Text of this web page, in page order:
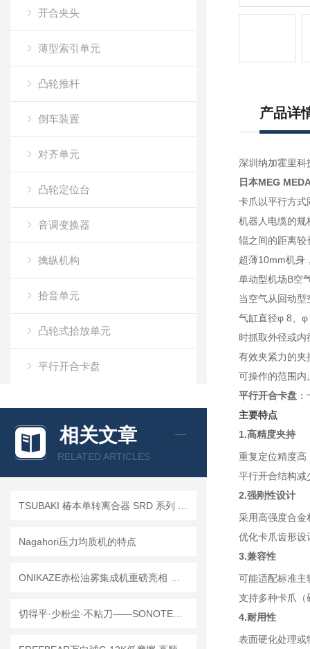
开合夹头
薄型索引单元
凸轮推杆
倒车装置
对齐单元
凸轮定位台
音调变换器
擒纵机构
拾音单元
凸轮式拾放单元
平行开合卡盘
查看全部产品 >>
相关文章
RELATED ARTICLES
Nagahori压力均质机的特点
产品详
深圳纳加霍里科
日本MEG
卡爪以平行方式
机器人电缆的规
辊之间的距离较
超薄10mm机身
单动型机场B空
当空气从回动
气缸直径φ 8、φ
时抓取外径或内
有效夹紧力的夹
可操作的范围内
平行开合卡盘：
主要特点
1.高精度夹持
重复定位精度高
平行开合结构减
2.强刚性设计
采用高强度合金
优化卡爪齿形设
3.兼容性
可能适配标准主
支持多种卡爪（
4.耐用性
表面硬化处理或